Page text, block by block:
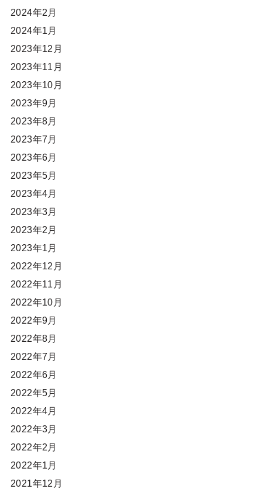
2024年2月
2024年1月
2023年12月
2023年11月
2023年10月
2023年9月
2023年8月
2023年7月
2023年6月
2023年5月
2023年4月
2023年3月
2023年2月
2023年1月
2022年12月
2022年11月
2022年10月
2022年9月
2022年8月
2022年7月
2022年6月
2022年5月
2022年4月
2022年3月
2022年2月
2022年1月
2021年12月